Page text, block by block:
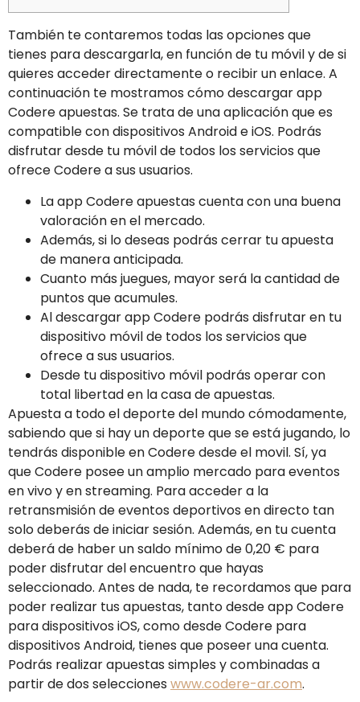
También te contaremos todas las opciones que
tienes para descargarla, en función de tu móvil y de si
quieres acceder directamente o recibir un enlace. A
continuación te mostramos cómo descargar app
Codere apuestas. Se trata de una aplicación que es
compatible con dispositivos Android e iOS. Podrás
disfrutar desde tu móvil de todos los servicios que
ofrece Codere a sus usuarios.
La app Codere apuestas cuenta con una buena
valoración en el mercado.
Además, si lo deseas podrás cerrar tu apuesta
de manera anticipada.
Cuanto más juegues, mayor será la cantidad de
puntos que acumules.
Al descargar app Codere podrás disfrutar en tu
dispositivo móvil de todos los servicios que
ofrece a sus usuarios.
Desde tu dispositivo móvil podrás operar con
total libertad en la casa de apuestas.
Apuesta a todo el deporte del mundo cómodamente,
sabiendo que si hay un deporte que se está jugando, lo
tendrás disponible en Codere desde el movil. Sí, ya
que Codere posee un amplio mercado para eventos
en vivo y en streaming. Para acceder a la
retransmisión de eventos deportivos en directo tan
solo deberás de iniciar sesión. Además, en tu cuenta
deberá de haber un saldo mínimo de 0,20 € para
poder disfrutar del encuentro que hayas
seleccionado. Antes de nada, te recordamos que para
poder realizar tus apuestas, tanto desde app Codere
para dispositivos iOS, como desde Codere para
dispositivos Android, tienes que poseer una cuenta.
Podrás realizar apuestas simples y combinadas a
partir de dos selecciones www.codere-ar.com.